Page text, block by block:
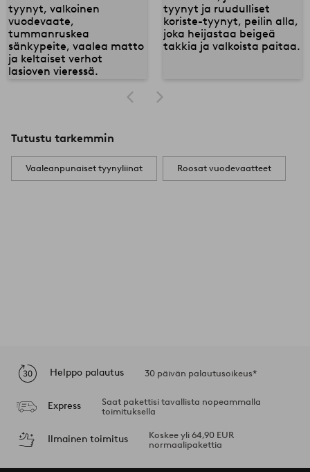
Tutustu tarkemmin
Vaaleanpunaiset tyynyliinat Roosat vuodevaatteet
Helppo palautus 30 päivän palautusoikeus*
Express
Saat pakettisi tavallista nopeammalla
toimituksella
Ilmainen toimitus
Koskee yli 64,90 EUR
normaalipakettia